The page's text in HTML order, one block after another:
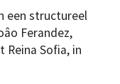
een structureel
Ferandez,
Sofia, in